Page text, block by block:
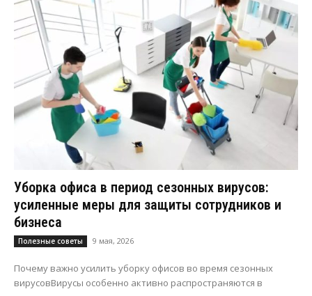
Уборка офиса в период сезонных вирусов:
усиленные меры для защиты сотрудников и
бизнеса
Полезные советы 9 мая, 2026
Почему важно усилить уборку офисов во время сезонных
вирусовВирусы особенно активно распространяются в